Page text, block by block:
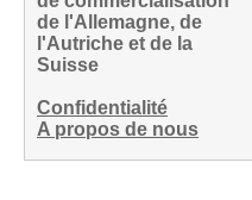
de l'Allemagne, de
l'Autriche et de la
Suisse
Confidentialité
A propos de nous